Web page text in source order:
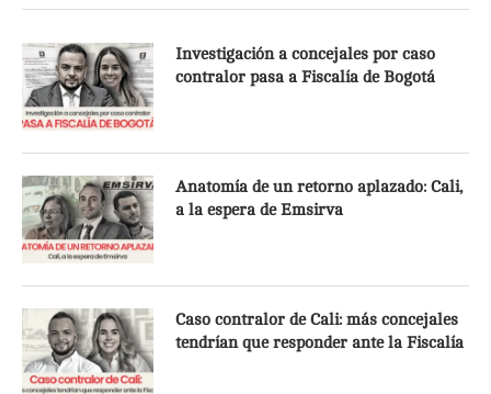
Investigación a concejales por caso
contralor pasa a Fiscalía de Bogotá
Anatomía de un retorno aplazado: Cali,
a la espera de Emsirva
Caso contralor de Cali: más concejales
tendrían que responder ante la Fiscalía